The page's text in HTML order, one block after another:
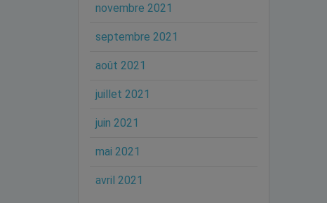
novembre 2021
septembre 2021
août 2021
juillet 2021
juin 2021
mai 2021
avril 2021